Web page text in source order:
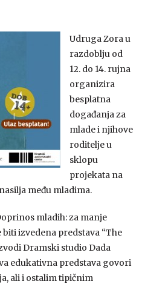
Udruga Zora u
razdoblju od
12. do 14. rujna
organizira
besplatna
događanja za
mlade i njihove
roditelje u
sklopu
projekata na
među mladima.
mladih: za manje
izvedena predstava “The
Dramski studio Dada
edukativna predstava govori
ali i ostalim tipičnim